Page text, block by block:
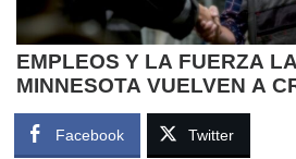
EMPLEOS Y LA FUERZA
MINNESOTA VUELVEN A
DICIEMBRE
Facebook Twitter